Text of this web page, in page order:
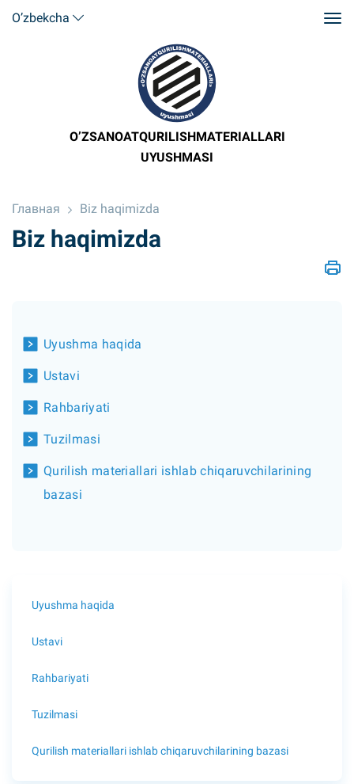
O’zbekcha
O’ZSANOATQURILISHMATERIALLARI
UYUSHMASI
Главная Biz haqimizda
Biz haqimizda
Uyushma haqida
Ustavi
Rahbariyati
Tuzilmasi
Qurilish materiallari ishlab chiqaruvchilarining
bazasi
Uyushma haqida
Ustavi
Rahbariyati
Tuzilmasi
Qurilish materiallari ishlab chiqaruvchilarining bazasi